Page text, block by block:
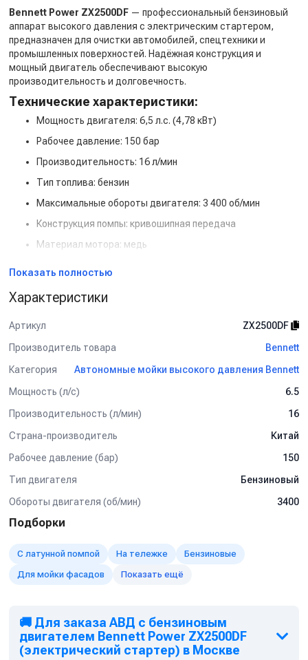
Bennett Power ZX2500DF — профессиональный бензиновый
аппарат высокого давления с электрическим стартером,
предназначен для очистки автомобилей, спецтехники и
промышленных поверхностей. Надёжная конструкция и
мощный двигатель обеспечивают высокую
производительность и долговечность.
Технические характеристики:
Мощность двигателя: 6,5 л.с. (4,78 кВт)
Рабочее давление: 150 бар
Производительность: 16 л/мин
Тип топлива: бензин
Максимальные обороты двигателя: 3 400 об/мин
Конструкция помпы: кривошипная передача
Материал мотора: медь
Латунная помпа с кривошипной передачей
Мотор с медной обмоткой
Компактная и устойчивая конструкция
Высокая надёжность и долговечность
Для детальной консультации и подбора оборудования
обращайтесь к нашим менеджерам.
Показать полностью
Характеристики
Артикул
ZX2500DF
Производитель товара
Bennett
Категория
Автономные мойки высокого давления Bennett
Мощность (л/с)
6.5
Производительность (л/мин)
16
Страна-производитель
Китай
Рабочее давление (бар)
150
Тип двигателя
Бензиновый
Обороты двигателя (об/мин)
3400
Подборки
С латунной помпой На тележке
Бензиновые
Для мойки фасадов
Показать ещё
🚚 Для заказа АВД с бензиновым
двигателем Bennett Power ZX2500DF
(электрический стартер) в Москве